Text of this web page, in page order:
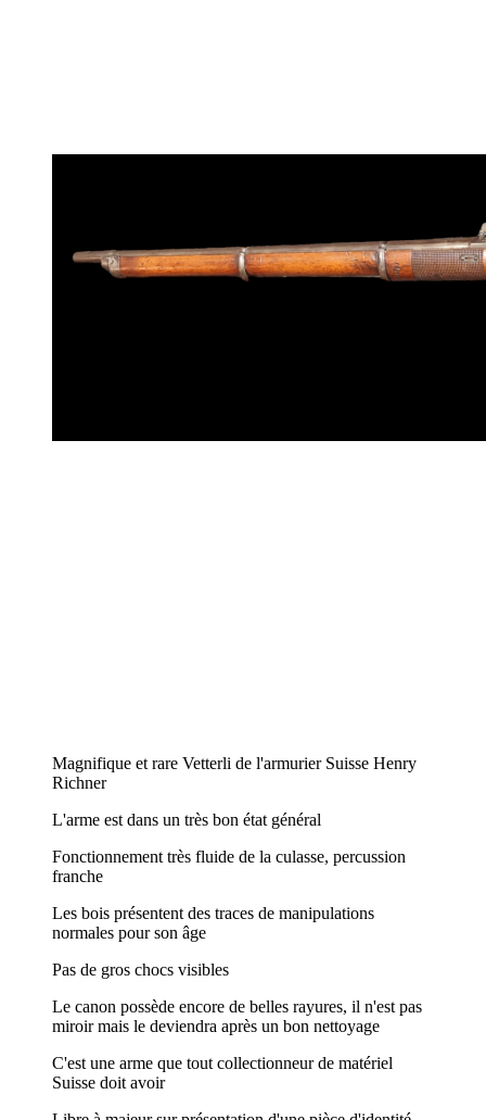
Magnifique et rare Vetterli de l'armurier Suisse Henry
Richner
L'arme est dans un très bon état général
Fonctionnement très fluide de la culasse, percussion
franche
Les bois présentent des traces de manipulations
normales pour son âge
Pas de gros chocs visibles
Le canon possède encore de belles rayures, il n'est pas
miroir mais le deviendra après un bon nettoyage
C'est une arme que tout collectionneur de matériel
Suisse doit avoir